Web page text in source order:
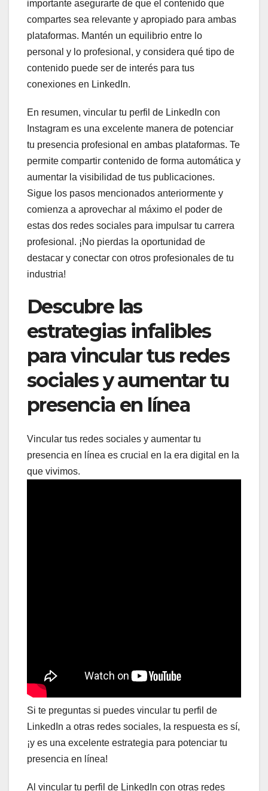
importante asegurarte de que el contenido que
compartes sea relevante y apropiado para ambas
plataformas. Mantén un equilibrio entre lo
personal y lo profesional, y considera qué tipo de
contenido puede ser de interés para tus
conexiones en LinkedIn.
En resumen, vincular tu perfil de LinkedIn con
Instagram es una excelente manera de potenciar
tu presencia profesional en ambas plataformas. Te
permite compartir contenido de forma automática y
aumentar la visibilidad de tus publicaciones.
Sigue los pasos mencionados anteriormente y
comienza a aprovechar al máximo el poder de
estas dos redes sociales para impulsar tu carrera
profesional. ¡No pierdas la oportunidad de
destacar y conectar con otros profesionales de tu
industria!
Descubre las
estrategias infalibles
para vincular tus redes
sociales y aumentar tu
presencia en línea
Vincular tus redes sociales y aumentar tu
presencia en línea es crucial en la era digital en la
que vivimos.
Si te preguntas si puedes vincular tu perfil de
LinkedIn a otras redes sociales, la respuesta es sí,
¡y es una excelente estrategia para potenciar tu
presencia en línea!
Al vincular tu perfil de LinkedIn con otras redes